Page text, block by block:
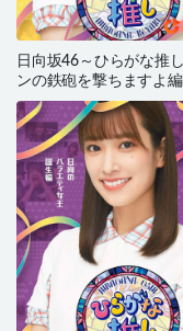
日向坂46～ひらがな推
ンの鉄砲を撃ちますよ編
(2021) BD蓝光原盘